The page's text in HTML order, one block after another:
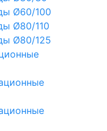
Ø60/100
Ø80/110
Ø80/125